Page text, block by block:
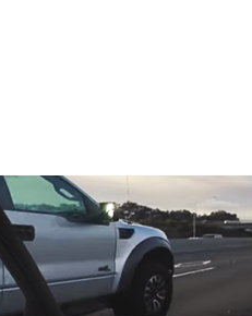
た車は100万台以上が道を走
に来場し、North Hallに出展